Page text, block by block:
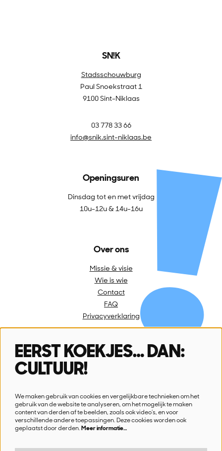
SN!K
Stadsschouwburg
Paul Snoekstraat 1
9100 Sint-Niklaas
03 778 33 66
info@snik.sint-niklaas.be
Openingsuren
Dinsdag tot en met vrijdag
10u-12u & 14u-16u
Over ons
Missie & visie
Wie is wie
Contact
FAQ
Privacyverklaring
Volg ons
Schrijf je in voor onze nieuwsbrief
Ik wil nieuws!
EERST KOEKJES… DAN:
CULTUUR!
We maken gebruik van cookies en vergelijkbare technieken om het
gebruik van de website te analyseren, om het mogelijk te maken
content van derden af te beelden, zoals ook video’s, en voor
verschillende andere toepassingen. Deze cookies worden ook
geplaatst door derden.Meer informatie…